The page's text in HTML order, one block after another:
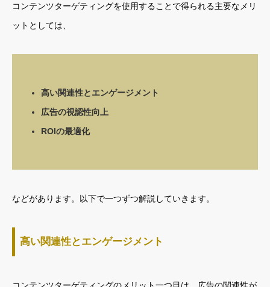
コンテンツターゲティングを使用することで得られる主要なメリ
ットとしては、
高い関連性とエンゲージメント
広告の視認性向上
ROIの最適化
などがあります。以下で一つずつ解説していきます。
高い関連性とエンゲージメント
コンテンツターゲティングのメリット一つ目は、広告の関連性が